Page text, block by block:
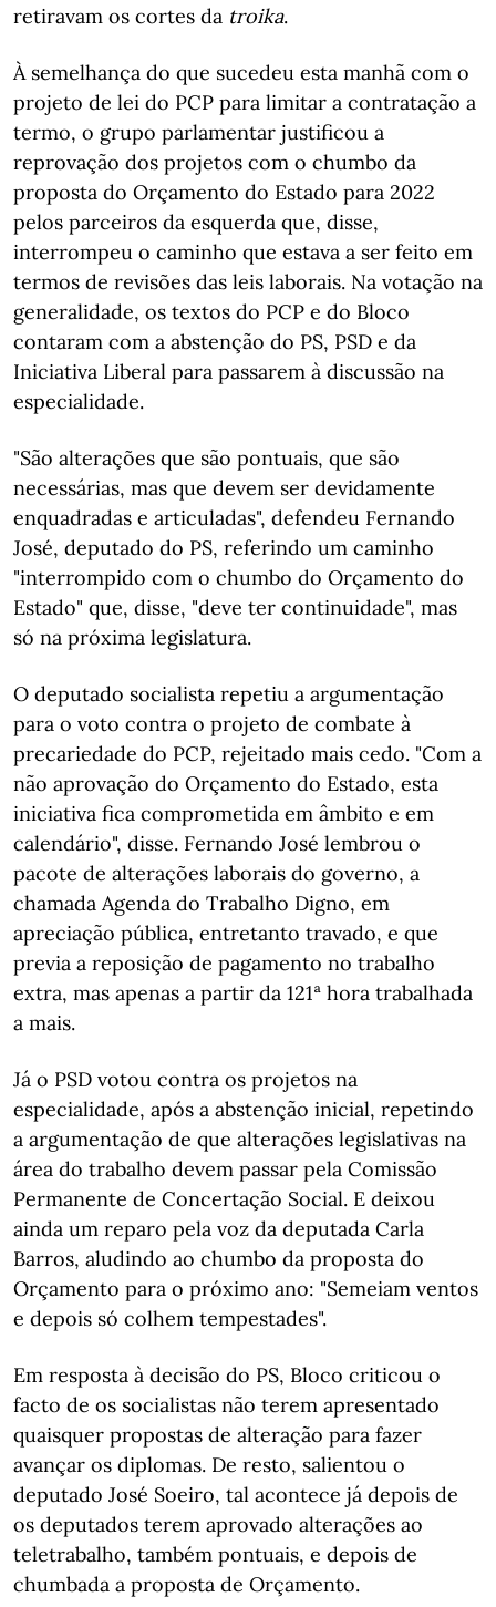
retiravam os cortes da troika.
À semelhança do que sucedeu esta manhã com o
projeto de lei do PCP para limitar a contratação a
termo, o grupo parlamentar justificou a
reprovação dos projetos com o chumbo da
proposta do Orçamento do Estado para 2022
pelos parceiros da esquerda que, disse,
interrompeu o caminho que estava a ser feito em
termos de revisões das leis laborais. Na votação na
generalidade, os textos do PCP e do Bloco
contaram com a abstenção do PS, PSD e da
Iniciativa Liberal para passarem à discussão na
especialidade.
"São alterações que são pontuais, que são
necessárias, mas que devem ser devidamente
enquadradas e articuladas", defendeu Fernando
José, deputado do PS, referindo um caminho
"interrompido com o chumbo do Orçamento do
Estado" que, disse, "deve ter continuidade", mas
só na próxima legislatura.
O deputado socialista repetiu a argumentação
para o voto contra o projeto de combate à
precariedade do PCP, rejeitado mais cedo. "Com a
não aprovação do Orçamento do Estado, esta
iniciativa fica comprometida em âmbito e em
calendário", disse. Fernando José lembrou o
pacote de alterações laborais do governo, a
chamada Agenda do Trabalho Digno, em
apreciação pública, entretanto travado, e que
previa a reposição de pagamento no trabalho
extra, mas apenas a partir da 121ª hora trabalhada
a mais.
Já o PSD votou contra os projetos na
especialidade, após a abstenção inicial, repetindo
a argumentação de que alterações legislativas na
área do trabalho devem passar pela Comissão
Permanente de Concertação Social. E deixou
ainda um reparo pela voz da deputada Carla
Barros, aludindo ao chumbo da proposta do
Orçamento para o próximo ano: "Semeiam ventos
e depois só colhem tempestades".
Em resposta à decisão do PS, Bloco criticou o
facto de os socialistas não terem apresentado
quaisquer propostas de alteração para fazer
avançar os diplomas. De resto, salientou o
deputado José Soeiro, tal acontece já depois de
os deputados terem aprovado alterações ao
teletrabalho, também pontuais, e depois de
chumbada a proposta de Orçamento.